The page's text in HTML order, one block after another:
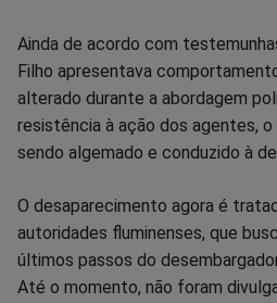
Ainda de acordo com
Filho apresentava
alterado durante a abordagem
resistência à ação dos agentes,
sendo algemado e conduzido à
O desaparecimento agora é
autoridades fluminenses, que
últimos passos do
Até o momento, não foram